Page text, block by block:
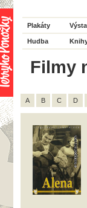
Plakáty
Hudba
Filmy
A B C D